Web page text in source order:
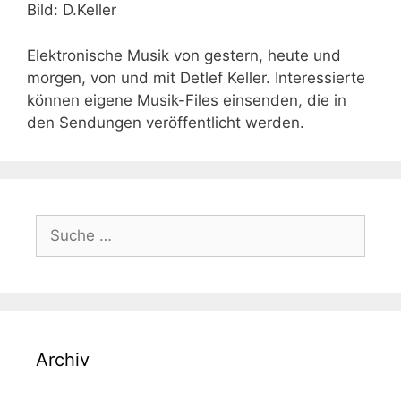
Bild: D.Keller
Elektronische Musik von gestern, heute und
morgen, von und mit Detlef Keller. Interessierte
können eigene Musik-Files einsenden, die in
den Sendungen veröffentlicht werden.
nach:
Archiv